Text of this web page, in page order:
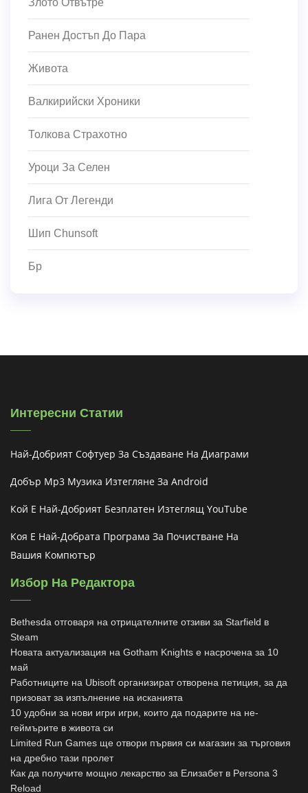
Злото Отвътре
Ранен Достъп До Пара
Живота
Валкирийски Хроники
Толкова Страхотно
Уроци За Селен
Лига От Легенди
Шип Chunsoft
Бр
Интересни Статии
Най-Добрият Софтуер За Създаване На Диаграми
Добър Mp3 Музика Изтегляне За Android
Кой Е Най-Добрият Безплатен Изтеглящ YouTube
Коя Е Най-Добрата Програма За Почистване На
Вашия Компютър
Избор На Редактора
Bethesda отговаря на отрицателните отзиви за Starfield в
Steam
Новата актуализация на Gotham Knights е насрочена за 10
май
Работниците на Ubisoft организират отворена петиция, за да
призоват за изпълнение на исканията
10 удобни за нови игри игри, които да подарите на не-
геймърите в живота си
Limited Run Games ще отвори първия си магазин за търговия
на дребно тази пролет
Как да получите мощно лекарство за Елизабет в Persona 3
Reload